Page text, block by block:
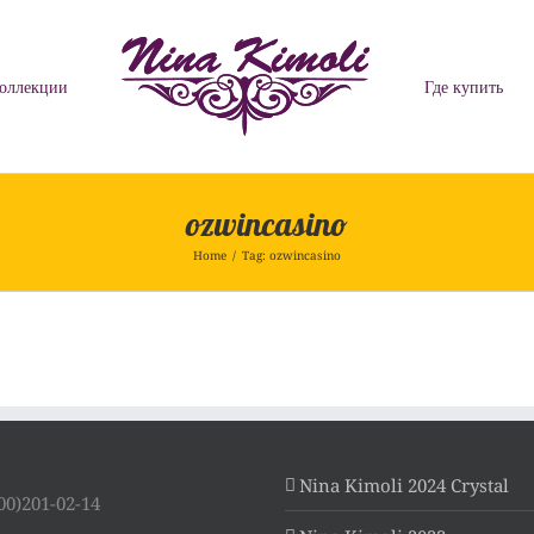
Где купить
ozwincasino
Home / Tag: ozwincasino
02-14
Nina Kimoli 2024 Crystal